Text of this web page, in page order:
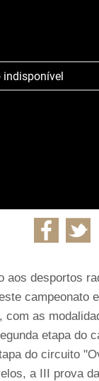
indisponível
aos desportos
campeonato
as
etapa do
do circuito
a III prova